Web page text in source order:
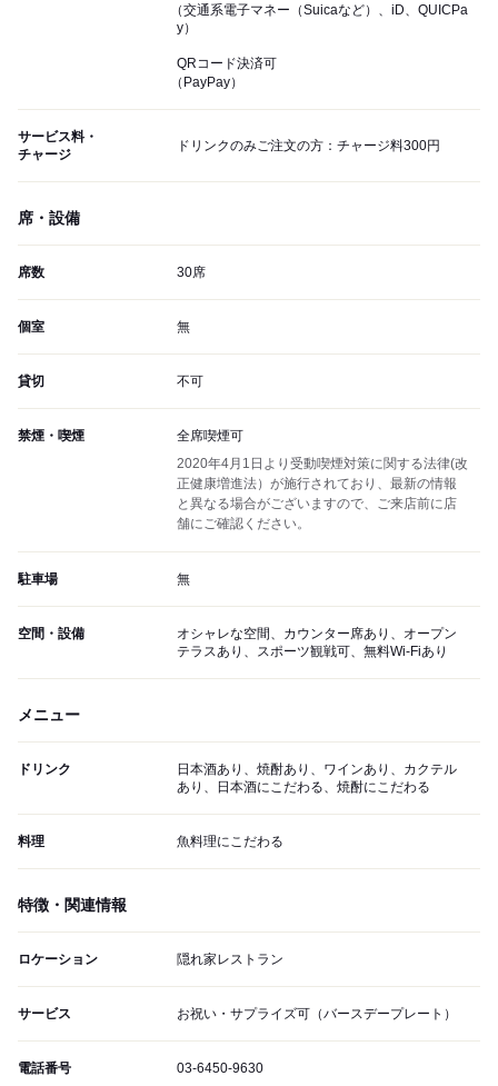
（交通系電子マネー（Suicaなど）、iD、QUICPa
y）
QRコード決済可
（PayPay）
サービス料・
チャージ
ドリンクのみご注文の方：チャージ料300円
席・設備
席数 30席
個室 無
貸切 不可
禁煙・喫煙
全席喫煙可
2020年4月1日より受動喫煙対策に関する法律(改
正健康増進法）が施行されており、最新の情報
と異なる場合がございますので、ご来店前に店
舗にご確認ください。
駐車場 無
空間・設備
オシャレな空間、カウンター席あり、オープン
テラスあり、スポーツ観戦可、無料Wi-Fiあり
メニュー
ドリンク
日本酒あり、焼酎あり、ワインあり、カクテル
あり、日本酒にこだわる、焼酎にこだわる
料理 魚料理にこだわる
特徴・関連情報
ロケーション 隠れ家レストラン
サービス お祝い・サプライズ可（バースデープレート）
電話番号 03-6450-9630